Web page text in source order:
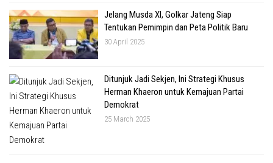
Jelang Musda XI, Golkar Jateng Siap
Tentukan Pemimpin dan Peta Politik Baru
30 April 2025
Ditunjuk Jadi Sekjen, Ini Strategi Khusus
Herman Khaeron untuk Kemajuan Partai
Demokrat
25 March 2025